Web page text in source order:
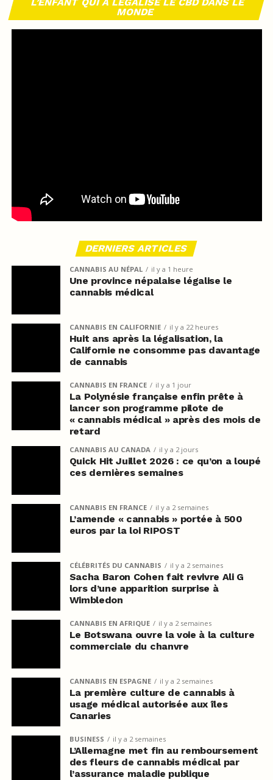
MONDE
DERNIERS ARTICLES
CANNABIS AU NÉPAL il y a 1 heure
Une province népalaise légalise le
cannabis médical
CANNABIS EN CALIFORNIE il y a 22 heures
Huit ans après la légalisation, la
Californie ne consomme pas davantage
de cannabis
CANNABIS EN FRANCE il y a 1 jour
La Polynésie française enfin prête à
lancer son programme pilote de
« cannabis médical » après des mois de
retard
CANNABIS AU CANADA il y a 2 jours
Quick Hit Juillet 2026 : ce qu’on a loupé
ces dernières semaines
CANNABIS EN FRANCE il y a 2 semaines
L’amende « cannabis » portée à 500
euros par la loi RIPOST
CÉLÉBRITÉS DU CANNABIS il y a 2 semaines
Sacha Baron Cohen fait revivre Ali G
lors d’une apparition surprise à
Wimbledon
CANNABIS EN AFRIQUE il y a 2 semaines
Le Botswana ouvre la voie à la culture
commerciale du chanvre
CANNABIS EN ESPAGNE il y a 2 semaines
La première culture de cannabis à
usage médical autorisée aux îles
Canaries
BUSINESS il y a 2 semaines
L’Allemagne met fin au remboursement
des fleurs de cannabis médical par
l’assurance maladie publique